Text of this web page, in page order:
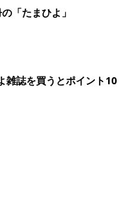
「たまひよ」
雑誌を買うとポイント10